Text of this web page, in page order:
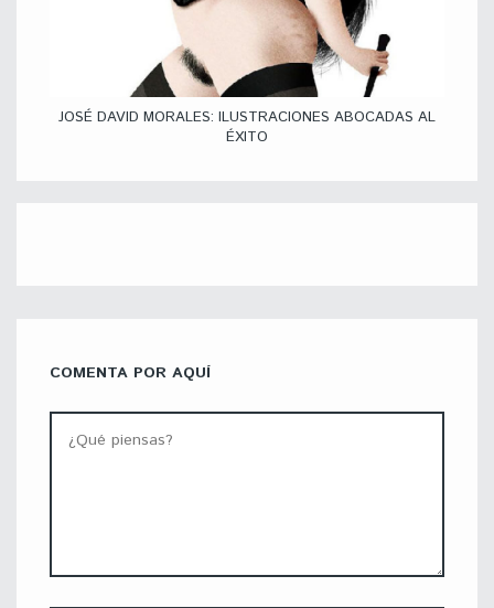
JOSÉ DAVID MORALES: ILUSTRACIONES ABOCADAS AL
ÉXITO
COMENTA POR AQUÍ